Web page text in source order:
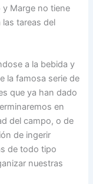
Marge no tiene
tareas del
a la bebida y
la famosa serie de
que ya han dado
en
del campo, o de
de ingerir
de todo tipo
nuestras